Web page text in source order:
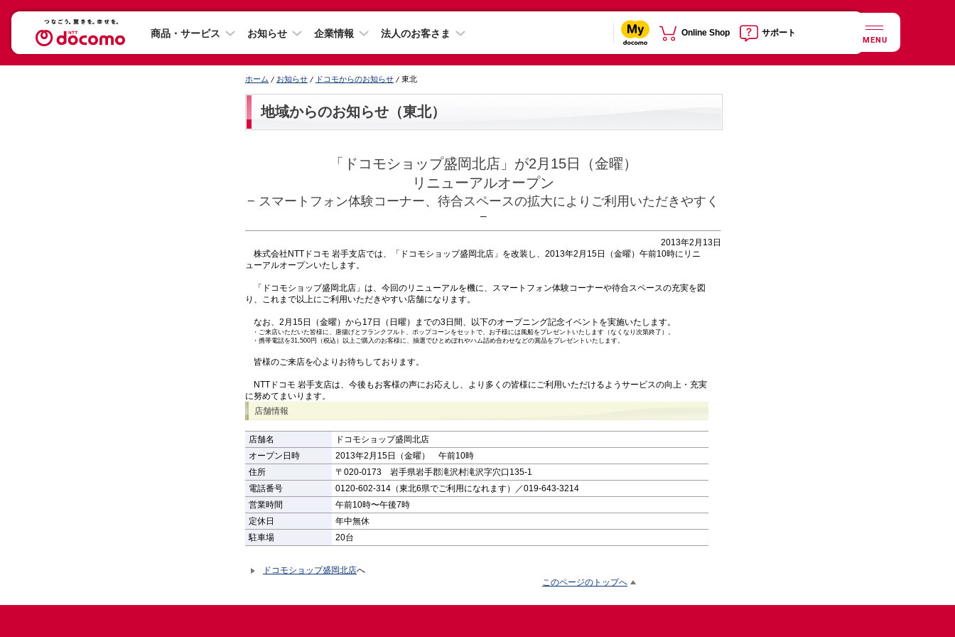
商品・サービス お知らせ 企業情報 法人のお客さま Online Shop サポート
MENU
ホーム お知らせ ドコモからのお知らせ 東北
地域からのお知らせ（東北）
「ドコモショップ盛岡北店」が2月15日（金曜）
リニューアルオープン
− スマートフォン体験コーナー、待合スペースの拡大によりご利用いただきやすく
−
2013年2月13日
株式会社NTTドコモ 岩手支店では、「ドコモショップ盛岡北店」を改装し、2013年2月15日（金曜）午前10時にリニ
ューアルオープンいたします。
「ドコモショップ盛岡北店」は、今回のリニューアルを機に、スマートフォン体験コーナーや待合スペースの充実を図
り、これまで以上にご利用いただきやすい店舗になります。
なお、2月15日（金曜）から17日（日曜）までの3日間、以下のオープニング記念イベントを実施いたします。
・ ご来店いただいた皆様に、唐揚げとフランクフルト、ポップコーンをセットで、お子様には風船をプレゼントいたします（なくなり次第終了）。
・ 携帯電話を31,500円（税込）以上ご購入のお客様に、抽選でひとめぼれやハム詰め合わせなどの賞品をプレゼントいたします。
皆様のご来店を心よりお待ちしております。
NTTドコモ 岩手支店は、今後もお客様の声にお応えし、より多くの皆様にご利用いただけるようサービスの向上・充実
に努めてまいります。
店舗情報
店舗名
ドコモショップ盛岡北店
オープン日時
2013年2月15日（金曜） 午前10時
住所
〒020-0173 岩手県岩手郡滝沢村滝沢字穴口135-1
電話番号
0120-602-314（東北6県でご利用になれます）／019-643-3214
営業時間
午前10時〜午後7時
定休日
年中無休
駐車場
20台
ドコモショップ盛岡北店へ
このページのトップへ